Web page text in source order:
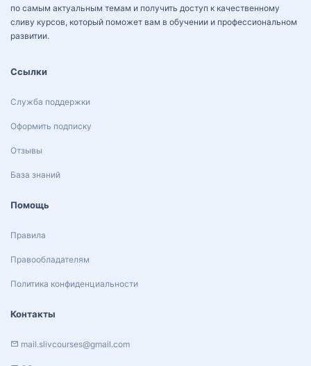
по самым актуальным темам и получить доступ к качественному
сливу курсов, который поможет вам в обучении и профессиональном
развитии.
Ссылки
Служба поддержки
Оформить подписку
Отзывы
База знаний
Помощь
Правила
Правообладателям
Политика конфиденциальности
Контакты
mail.slivcourses@gmail.com